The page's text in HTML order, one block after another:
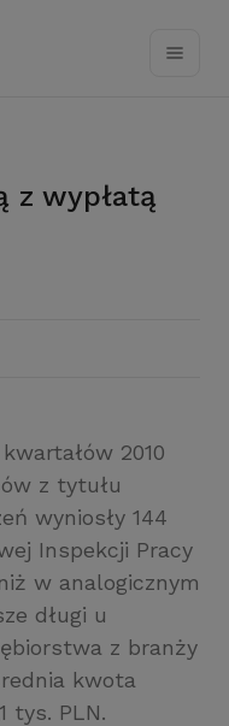
2010
z tytułu
wyniosły 144
Inspekcji Pracy
w analogicznym
długi u
z branży
kwota
tys. PLN.